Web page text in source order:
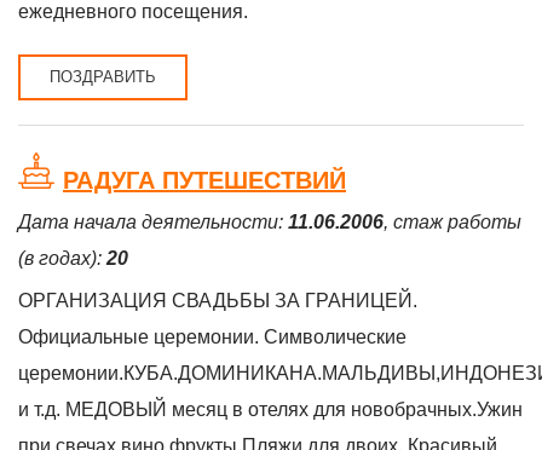
ежедневного посещения.
ПОЗДРАВИТЬ
РАДУГА ПУТЕШЕСТВИЙ
Дата начала деятельности: 11.06.2006, стаж работы
(в годах): 20
ОРГАНИЗАЦИЯ СВАДЬБЫ ЗА ГРАНИЦЕЙ.
Официальные церемонии. Символические
и т.д. МЕДОВЫЙ месяц в отелях для новобрачных.Ужин
при свечах,вино фрукты.Пляжи для двоих. Красивый